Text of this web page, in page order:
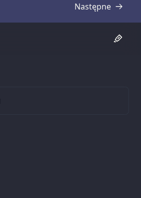
Następne
Transkrypcja